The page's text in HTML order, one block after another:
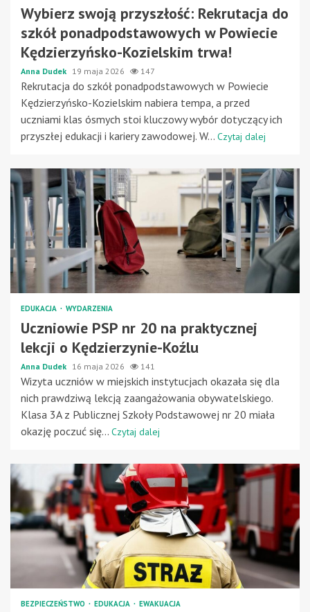
Wybierz swoją przyszłość: Rekrutacja do
szkół ponadpodstawowych w Powiecie
Kędzierzyńsko-Kozielskim trwa!
Anna Dudek 19 maja 2026 147
Rekrutacja do szkół ponadpodstawowych w Powiecie
Kędzierzyńsko-Kozielskim nabiera tempa, a przed
uczniami klas ósmych stoi kluczowy wybór dotyczący ich
przyszłej edukacji i kariery zawodowej. W... Czytaj dalej
EDUKACJA WYDARZENIA
Uczniowie PSP nr 20 na praktycznej
lekcji o Kędzierzynie-Koźlu
Anna Dudek 16 maja 2026 141
Wizyta uczniów w miejskich instytucjach okazała się dla
nich prawdziwą lekcją zaangażowania obywatelskiego.
Klasa 3A z Publicznej Szkoły Podstawowej nr 20 miała
okazję poczuć się... Czytaj dalej
BEZPIECZEŃSTWO EDUKACJA EWAKUACJA